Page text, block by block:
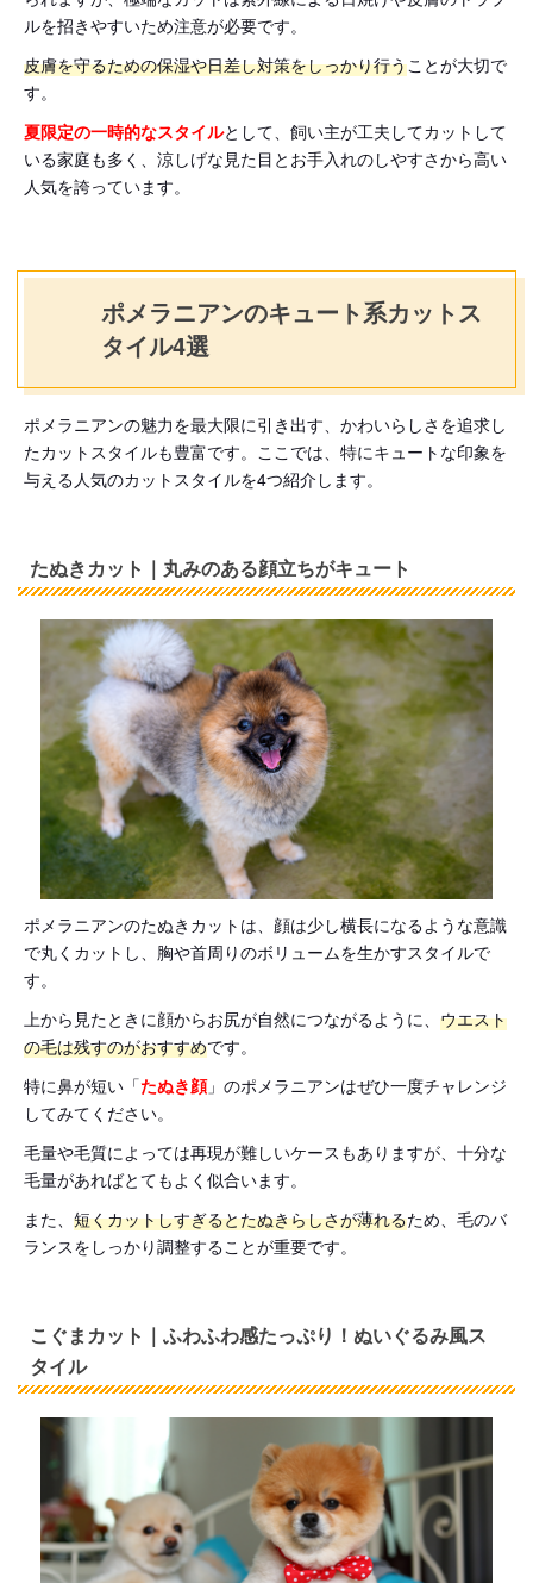
ルを招きやすいため注意が必要です。
皮膚を守るための保湿や日差し対策をしっかり行うことが大切で
す。
夏限定の一時的なスタイルとして、飼い主が工夫してカットして
いる家庭も多く、涼しげな見た目とお手入れのしやすさから高い
人気を誇っています。
ポメラニアンのキュート系カットス
タイル4選
ポメラニアンの魅力を最大限に引き出す、かわいらしさを追求し
たカットスタイルも豊富です。ここでは、特にキュートな印象を
与える人気のカットスタイルを4つ紹介します。
たぬきカット｜丸みのある顔立ちがキュート
ポメラニアンのたぬきカットは、顔は少し横長になるような意識
で丸くカットし、胸や首周りのボリュームを生かすスタイルで
す。
上から見たときに顔からお尻が自然につながるように、 ウエスト
の毛は残すのがおすすめです。
特に鼻が短い「たぬき顔」のポメラニアンはぜひ一度チャレンジ
してみてください。
毛量や毛質によっては再現が難しいケースもありますが、十分な
毛量があればとてもよく似合います。
また、 短くカットしすぎるとたぬきらしさが薄れるため、毛のバ
ランスをしっかり調整することが重要です。
こぐまカット｜ふわふわ感たっぷり！ぬいぐるみ風ス
タイル